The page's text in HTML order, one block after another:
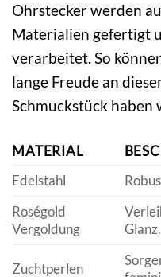
Ohrstecker werden
Materialien gefertigt
verarbeitet. So
lange Freude an
Schmuckstück haben
MATERIAL
Edelstahl
Roségold
Vergoldung
Glanz.
Zuchtperlen